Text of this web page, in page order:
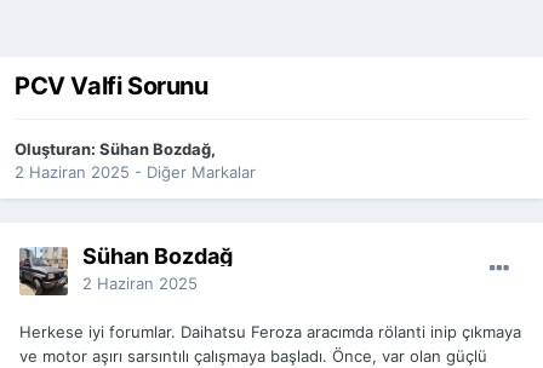
PCV Valfi Sorunu
Oluşturan: Sühan Bozdağ,
2 Haziran 2025 - Diğer Markalar
Sühan Bozdağ
2 Haziran 2025
Herkese iyi forumlar. Daihatsu Feroza aracımda rölanti inip çıkmaya
ve motor aşırı sarsıntılı çalışmaya başladı. Önce, var olan güçlü